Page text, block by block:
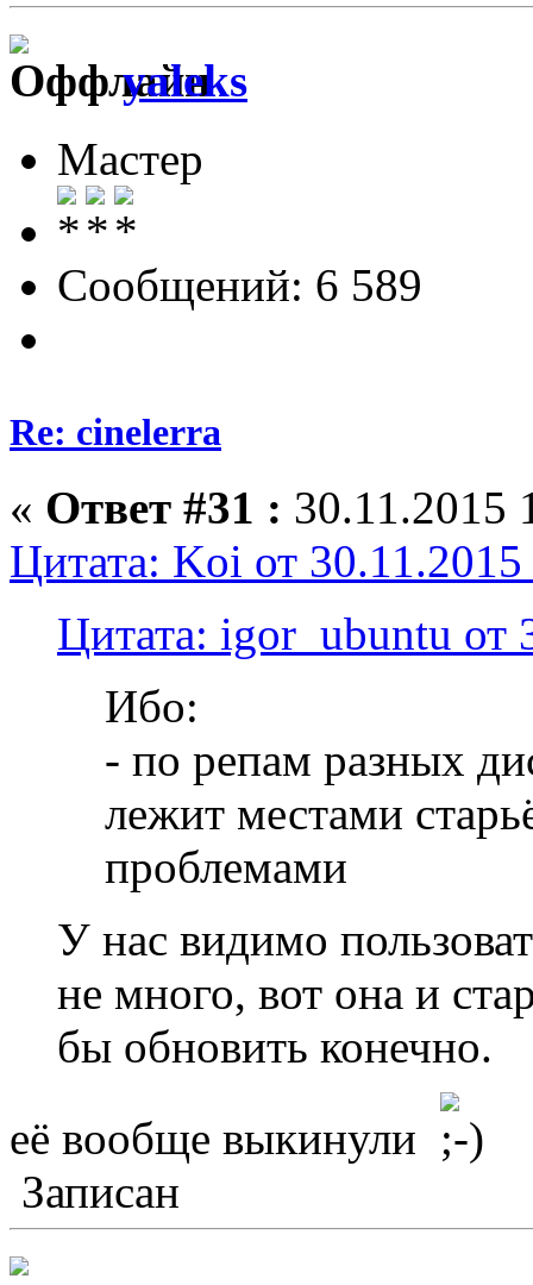
yaleks
Мастер
Сообщений: 6 589
Re: cinelerra
« Ответ #31 : 30.11.2015
Цитата: Koi от
Цитата: igor_ubuntu от
Ибо:
- по репам разных
лежит местами
проблемами
У нас видимо
не много, вот она и
бы обновить конечно.
её вообще выкинули
Записан